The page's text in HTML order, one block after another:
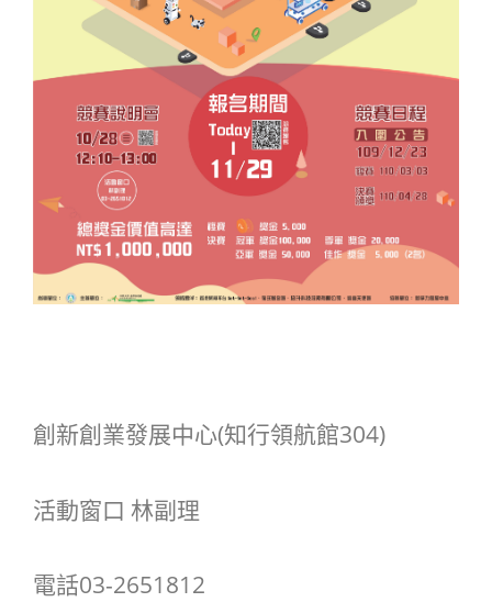
創新創業發展中心(知行領航館304)
活動窗口 林副理
電話03-2651812